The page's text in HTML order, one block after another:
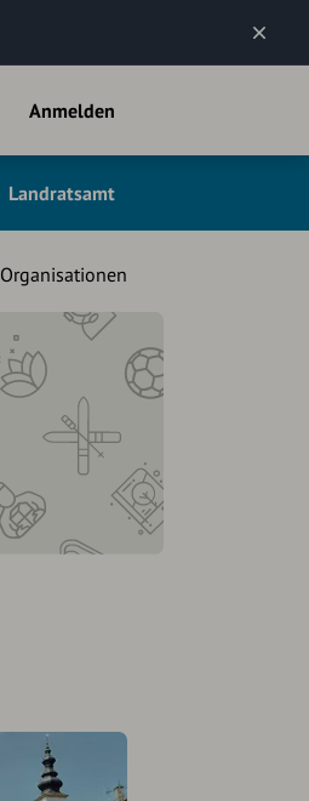
Anmelden
Landratsamt
Organisationen